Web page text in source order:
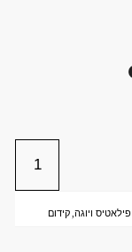
פילאטיס ויוגה,קידום